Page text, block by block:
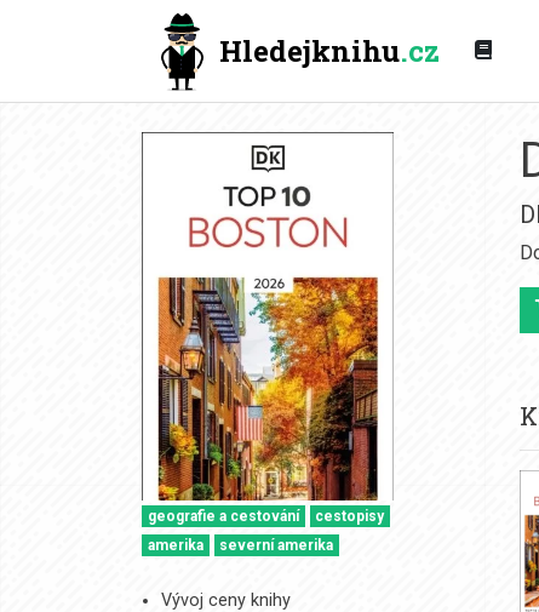
Hledejknihu.cz
geografie a cestování
cestopisy
amerika
severní amerika
Vývoj ceny knihy